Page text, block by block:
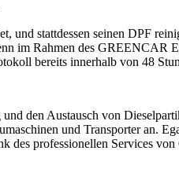
und stattdessen seinen DPF
im Rahmen des GREENCAR
bereits innerhalb von 48
den Austausch von
und Transporter an.
des professionellen Services